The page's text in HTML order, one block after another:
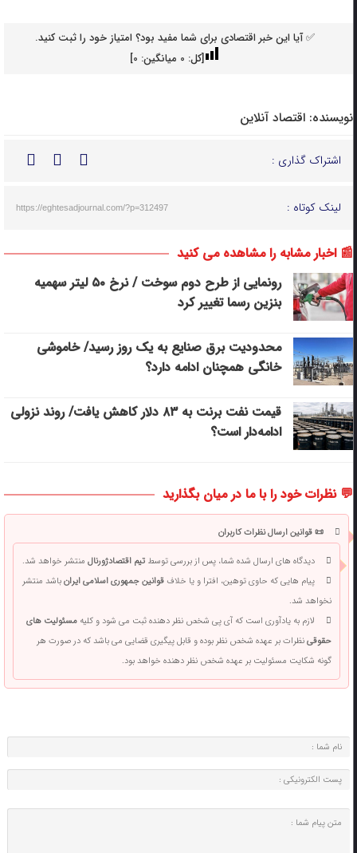
✅ آیا این خبر اقتصادی برای شما مفید بود؟ امتیاز خود را ثبت کنید.
[کل: 0میانگین: 0
]
نویسنده: اقتصاد آنلاین
اشتراک گذاری :
لینک کوتاه : https://eghtesadjournal.com/?p=312497
📰 اخبار مشابه را مشاهده می کنید
رونمایی از طرح دوم سوخت / نرخ ۵۰ لیتر سهمیه
بنزین رسما تغییر کرد
محدودیت برق صنایع به یک روز رسید/ خاموشی
خانگی همچنان ادامه دارد؟
قیمت نفت برنت به ۸۳ دلار کاهش یافت/ روند نزولی
ادامه‌دار است؟
💬 نظرات خود را با ما در میان بگذارید
📜 قوانین ارسال نظرات کاربران
دیدگاه های ارسال شده شما، پس از بررسی توسطتیم اقتصادژورنالمنتشر خواهد شد.
پیام هایی که حاوی توهین، افترا و یا خلافقوانین جمهوری اسلامی ایرانباشد منتشر
نخواهد شد.
لازم به یادآوری است که آی پی شخص نظر دهنده ثبت می شود و کلیهمسئولیت های
حقوقینظرات بر عهده شخص نظر بوده و قابل پیگیری قضایی می باشد که در صورت هر
گونه شکایت مسئولیت بر عهده شخص نظر دهنده خواهد بود.